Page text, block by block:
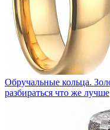
Обручальные кольца.
разбираться что же лучше